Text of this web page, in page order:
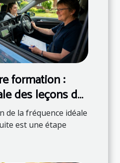
formation :
des leçons de
de la fréquence idéale
est une étape